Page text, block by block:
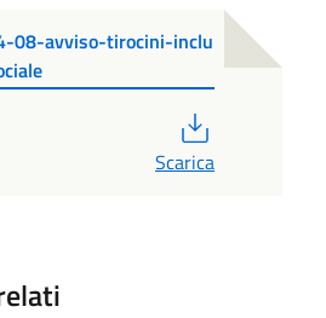
08-avviso-tirocini-inclu
Scarica